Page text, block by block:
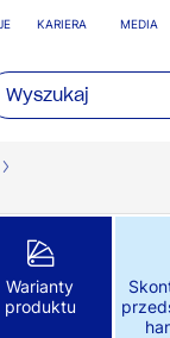
KARIERA MEDIA
Warianty
produktu